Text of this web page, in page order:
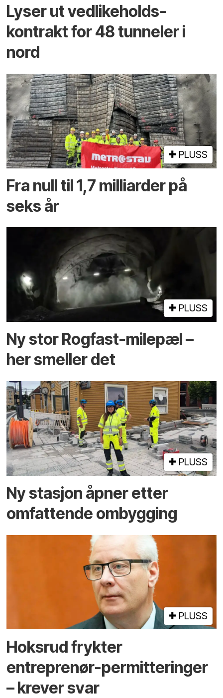
Lyser ut vedlikeholds­
kontrakt for 48 tunneler i
nord
PLUSS
Fra null til 1,7 milliarder på
seks år
PLUSS
Ny stor Rogfast-milepæl –
her smeller det
PLUSS
Ny stasjon åpner etter
omfattende ombygging
PLUSS
Hoksrud frykter
entreprenør-permitteringer
– krever svar